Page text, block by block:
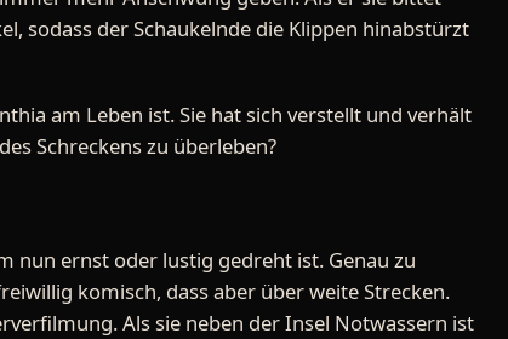
sodass der Schaukelnde die Klippen hinabstürzt
am Leben ist. Sie hat sich verstellt und verhält
Schreckens zu überleben?
nun ernst oder lustig gedreht ist. Genau zu
komisch, dass aber über weite Strecken.
Als sie neben der Insel Notwassern ist